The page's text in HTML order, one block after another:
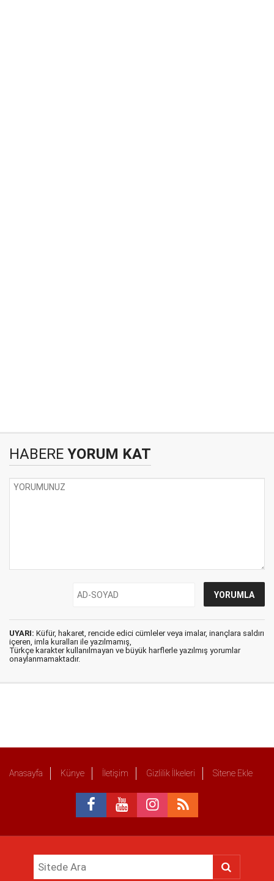
HABERE YORUM KAT
UYARI: Küfür, hakaret, rencide edici cümleler veya imalar, inançlara saldırı
içeren, imla kuralları ile yazılmamış,
Türkçe karakter kullanılmayan ve büyük harflerle yazılmış yorumlar
onaylanmamaktadır.
Anasayfa Künye İletişim Gizlilik İlkeleri Sitene Ekle